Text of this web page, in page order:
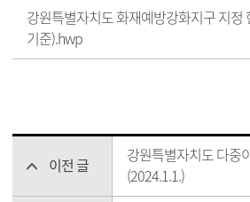
강원특별자치도 화재예방강화지구 지정
기준).hwp
이전 글
강원특별자치도 다중
(2024.1.1.)